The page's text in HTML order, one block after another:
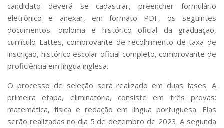
Projetos, Programas e Cursos
Artes, Cultura e Esportes
Museus e Espaços Interativos
Serviços
Bibliotecas
Apoio ao Estudante
RH, Administrativo e Financeiro
Outros serviços
Comunicação
candidato deverá se cadastrar, preencher formulário
eletrônico e anexar, em formato PDF, os seguintes
documentos: diploma e histórico oficial da graduação,
currículo Lattes, comprovante de recolhimento de taxa de
inscrição, histórico escolar oficial completo, comprovante de
proficiência em língua inglesa.
O processo de seleção será realizado em duas fases. A
primeira etapa, eliminatória, consiste em três provas:
matemática, física e redação em língua portuguesa. Elas
serão realizadas no dia 5 de dezembro de 2023. A segunda